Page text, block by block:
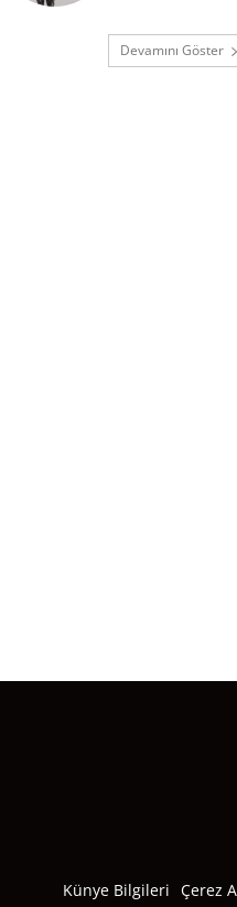
Devamını Göster
Künye Bilgileri Çerez